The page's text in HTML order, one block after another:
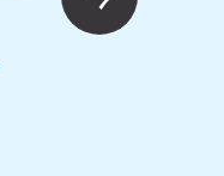
ご当地土産